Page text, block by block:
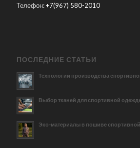
Телефон:+7(967) 580-2010
ПОСЛЕДНИЕ СТАТЬИ
Технологии производства
Выбор тканей для спортивной
Эко-материалы в пошиве